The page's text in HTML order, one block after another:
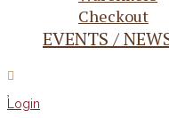
Checkout
EVENTS /
Login